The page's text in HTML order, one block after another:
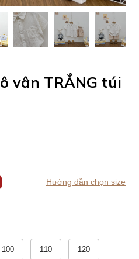
vân TRẮNG túi
Hướng dẫn chọn size
100 110 120